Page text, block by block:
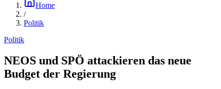
Home
/
Politik
Politik
NEOS und SPÖ attackieren das neue
Budget der Regierung